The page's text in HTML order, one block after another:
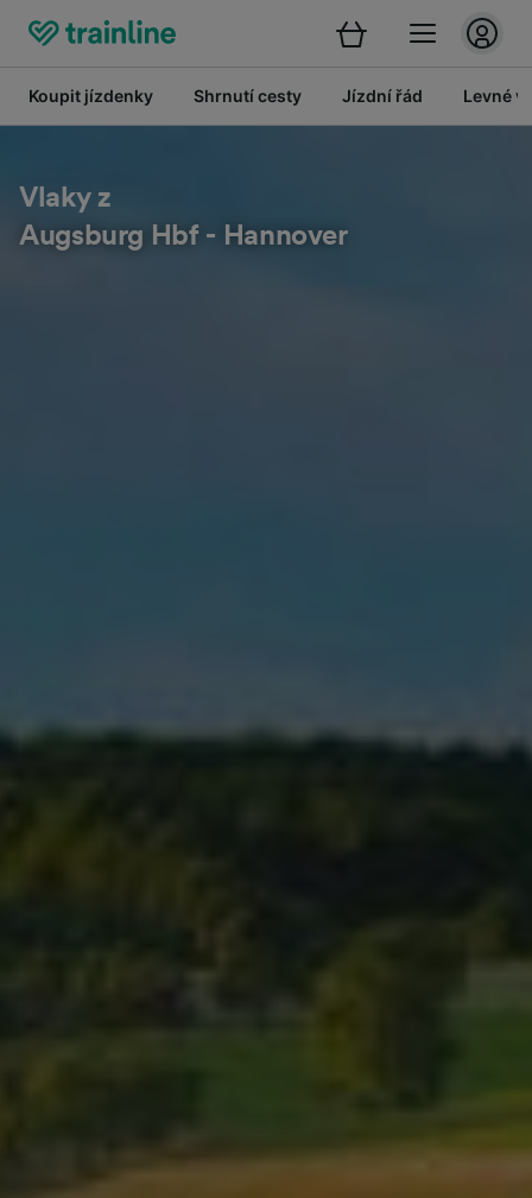
Koupit jízdenky Shrnutí cesty Jízdní řád Levné
Vlaky z
Augsburg Hbf - Hannover